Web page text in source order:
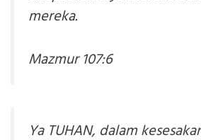
mereka.
Mazmur 107:6
Ya TUHAN, dalam